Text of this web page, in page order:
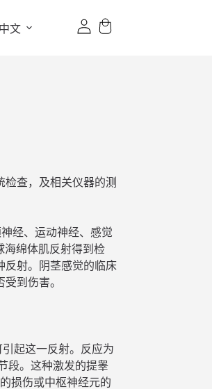
文
查，及相关仪器的测
经、运动神经、感觉
海绵体肌反射得到检
反射。阴茎感觉的临床
到伤害。
起这一反射。反应为
段。这种激发的提睾
损伤或中枢神经元的